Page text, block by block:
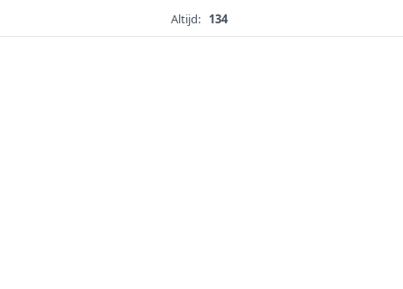
Altijd: 134